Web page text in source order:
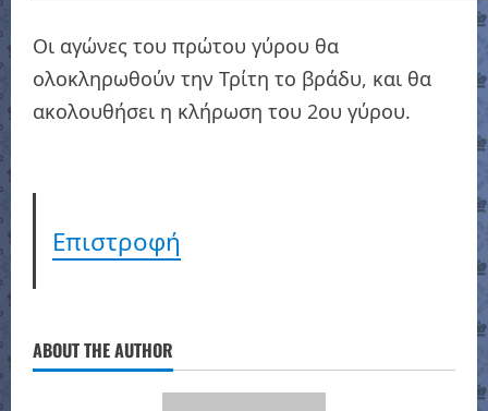
Οι αγώνες του πρώτου γύρου θα
ολοκληρωθούν την Τρίτη το βράδυ, και θα
ακολουθήσει η κλήρωση του 2ου γύρου.
Επιστροφή
ABOUT THE AUTHOR